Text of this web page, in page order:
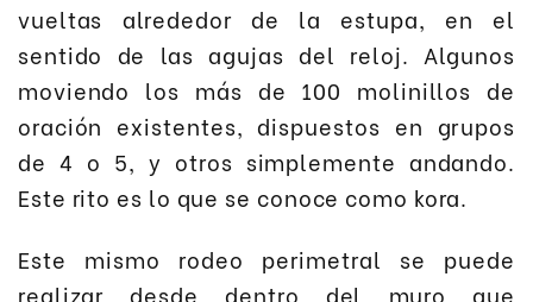
vueltas alrededor de la estupa, en el
sentido de las agujas del reloj. Algunos
moviendo los más de 100 molinillos de
oración existentes, dispuestos en grupos
de 4 o 5, y otros simplemente andando.
Este rito es lo que se conoce como kora.
Este mismo rodeo perimetral se puede
realizar desde dentro del muro que